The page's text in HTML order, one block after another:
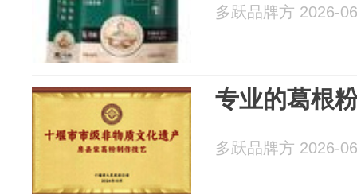
多跃品牌方 2026-
专业的葛根
多跃品牌方 2026-